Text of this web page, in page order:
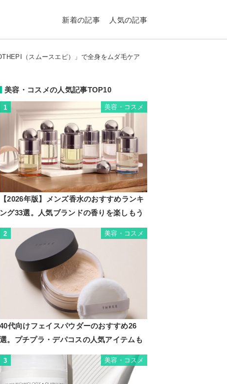
新着の記事 人気の記事
（スムースエピ）」で全身をムダ毛ケア
美容・コスメの人気記事TOP10
1 美容・コスメ
【2026年版】メンズ香水のおすすめランキ
ング33選。人気ブランドの香りを楽しもう
2 美容・コスメ
40代向けフェイスパウダーのおすすめ26
選。プチプラ・デパコスの人気アイテムも
3 美容・コスメ